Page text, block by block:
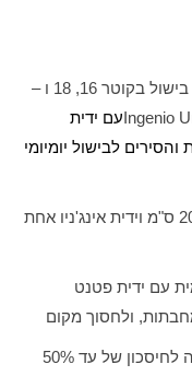
סט מחבת בישול בקוטר 28 ס"מ + 3 סירי בישול בקוטר 16, 18 ו –
Ingenioעם ידית
לבישול יומיומי
כולל 3 מכסה זכוכית 16 ס"מ, 18 ס"מ ו - 20 ס"מ וידית אינג'ניו אחת
עם ידית פטנט
ולחסוך מקום
מחבתות אלה מוערמות אחת בתוך השנייה לחיסכון של עד 50%